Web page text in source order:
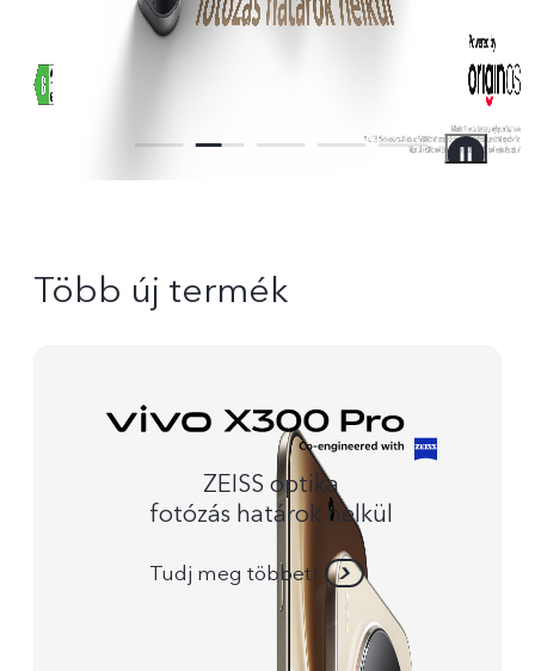
Több új termék
ZEISS optika
fotózás határok nelkül
Tudj meg többet!